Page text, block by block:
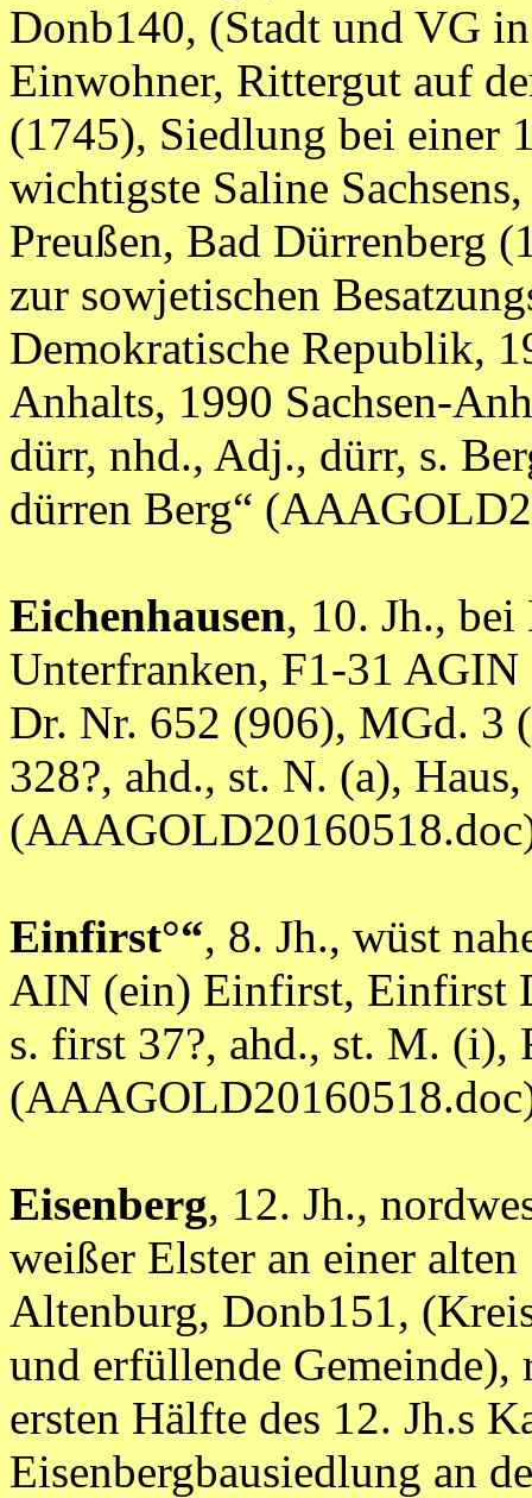
Donb140, (Stadt und VG
Einwohner, Rittergut auf
(1745), Siedlung bei einer
wichtigste Saline
Preußen, Bad Dürrenberg
zur sowjetischen
Demokratische Republik,
Anhalts, 1990 Sachsen-
dürr, nhd., Adj., dürr, s.
dürren Berg“
Eichenhausen, 10. Jh.,
Unterfranken, F1-31
Dr. Nr. 652 (906), MGd. 3
328?, ahd., st. N. (a), Haus,
Einfirst°“, 8. Jh., wüst
AIN (ein) Einfirst, Einfirst
s. first 37?, ahd., st. M. (i),
Eisenberg, 12. Jh.,
weißer Elster an einer
Altenburg, Donb151,
und erfüllende
ersten Hälfte des 12. Jh.s
Eisenbergbausiedlung an